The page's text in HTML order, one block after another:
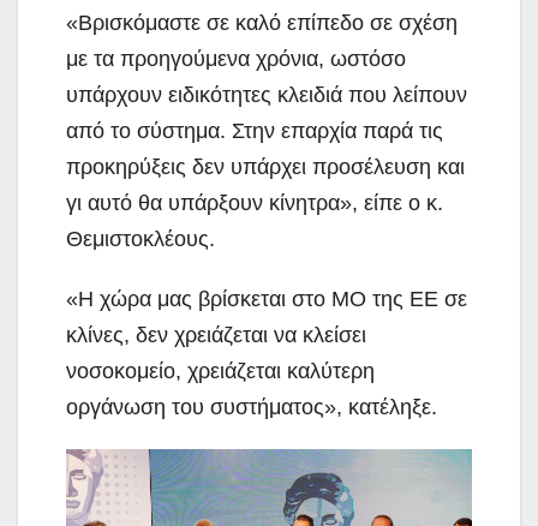
«Βρισκόμαστε σε καλό επίπεδο σε σχέση
με τα προηγούμενα χρόνια, ωστόσο
υπάρχουν ειδικότητες κλειδιά που λείπουν
από το σύστημα. Στην επαρχία παρά τις
προκηρύξεις δεν υπάρχει προσέλευση και
γι αυτό θα υπάρξουν κίνητρα», είπε ο κ.
Θεμιστοκλέους.
«Η χώρα μας βρίσκεται στο ΜΟ της ΕΕ σε
κλίνες, δεν χρειάζεται να κλείσει
νοσοκομείο, χρειάζεται καλύτερη
οργάνωση του συστήματος», κατέληξε.